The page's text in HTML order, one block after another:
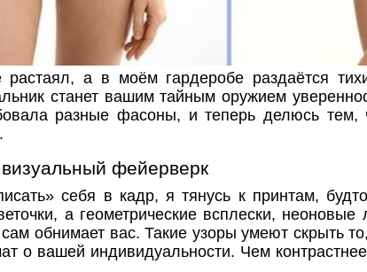
а в моём гардеробе раздаётся
станет вашим тайным оружием
разные фасоны, и теперь делюсь тем,
фейерверк
себя в кадр, я тянусь к принтам,
а геометрические всплески, неоновые
обнимает вас. Такие узоры умеют скрыть
о вашей индивидуальности. Чем